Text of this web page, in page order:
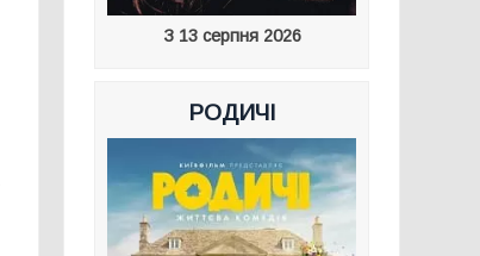
З 13 серпня 2026
РОДИЧІ